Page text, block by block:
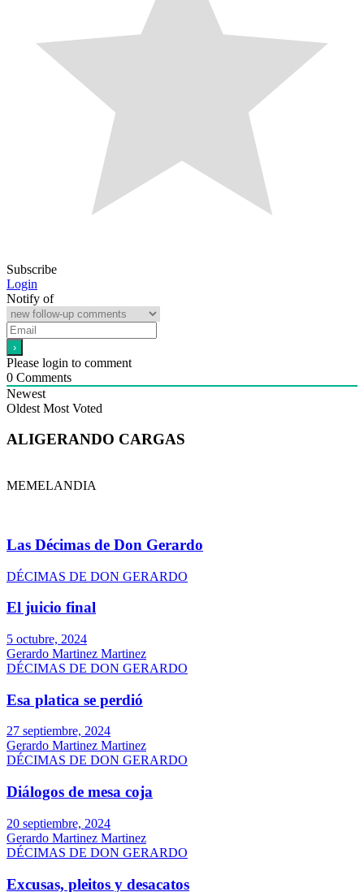
Subscribe
Login
Notify of
Please login to comment
0 Comments
Newest
Oldest Most Voted
ALIGERANDO CARGAS
MEMELANDIA
Las Décimas de Don Gerardo
DÉCIMAS DE DON GERARDO
El juicio final
5 octubre, 2024
Gerardo Martinez Martinez
DÉCIMAS DE DON GERARDO
Esa platica se perdió
27 septiembre, 2024
Gerardo Martinez Martinez
DÉCIMAS DE DON GERARDO
Diálogos de mesa coja
20 septiembre, 2024
Gerardo Martinez Martinez
DÉCIMAS DE DON GERARDO
Excusas, pleitos y desacatos